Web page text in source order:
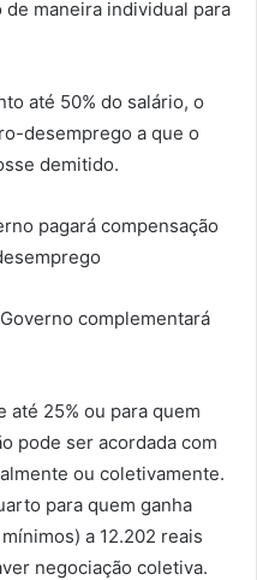
maneira individual para
até 50% do salário, o
desemprego a que o
demitido.
pagará compensação
complementará
até 25% ou para quem
pode ser acordada com
ou coletivamente.
para quem ganha
a 12.202 reais
negociação coletiva.